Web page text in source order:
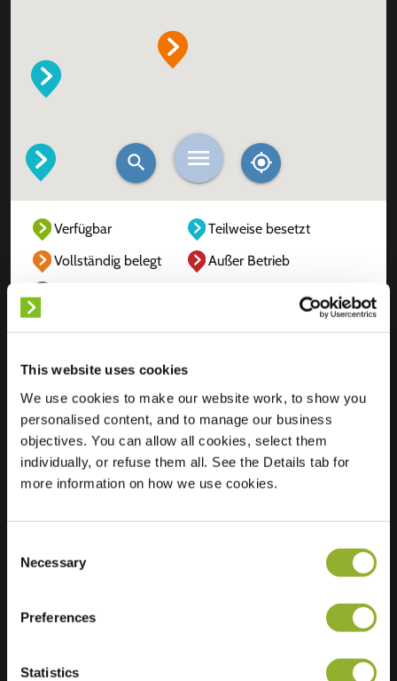
This website uses cookies
We use cookies to make our website work, to show you
personalised content, and to manage our business
objectives. You can allow all cookies, select them
individually, or refuse them all. See the Details tab for
more information on how we use cookies.
Selection
Necessary
Preferences
Statistics
Verfügbar
Teilweise besetzt
Vollständig belegt
Außer Betrieb
Standort
van Heemskerkplein
25
2161 TG Lisse
Niederlande
Zusätzliche Informationen